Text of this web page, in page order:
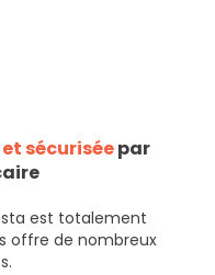
sécuriséepar
est totalement
offre de nombreux